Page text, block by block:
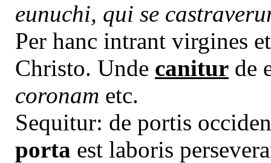
eunuchi, qui se
Per hanc intrant virgines
Christo. Unde canitur de
coronam etc.
Sequitur: de portis
porta est laboris